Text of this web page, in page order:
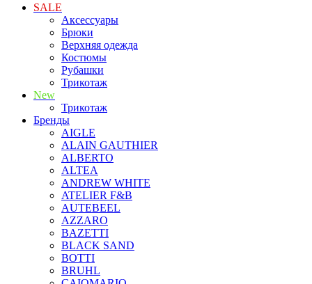
SALE
Аксессуары
Брюки
Верхняя одежда
Костюмы
Рубашки
Трикотаж
New
Трикотаж
Бренды
AIGLE
ALAIN GAUTHIER
ALBERTO
ALTEA
ANDREW WHITE
ATELIER F&B
AUTEBEEL
AZZARO
BAZETTI
BLACK SAND
BOTTI
BRUHL